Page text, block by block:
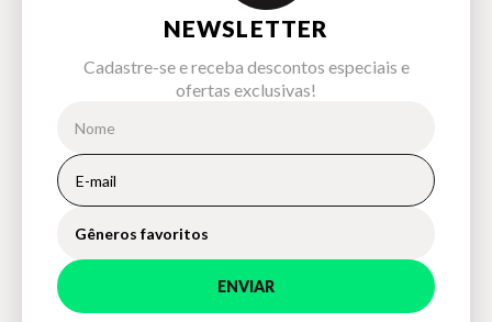
NEWSLETTER
Cadastre-se e receba descontos especiais e
ofertas exclusivas!
Gêneros favoritos
ENVIAR